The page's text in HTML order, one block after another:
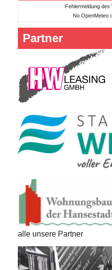
Fehlermeldung
No OpenMeteo
Partner
alle unsere Partner